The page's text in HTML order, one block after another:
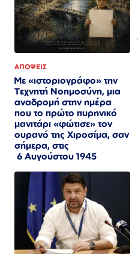
ΑΠΟΨΕΙΣ
Με «ιστοριογράφο» την
Τεχνητή Νοημοσύνη, μια
αναδρομή στην ημέρα
που το πρώτο πυρηνικό
μανιτάρι «φώτισε» τον
ουρανό της Χιροσίμα, σαν
σήμερα, στις
6 Αυγούστου 1945